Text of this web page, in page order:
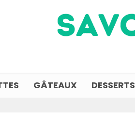
GÂTEAUX DESSERTS